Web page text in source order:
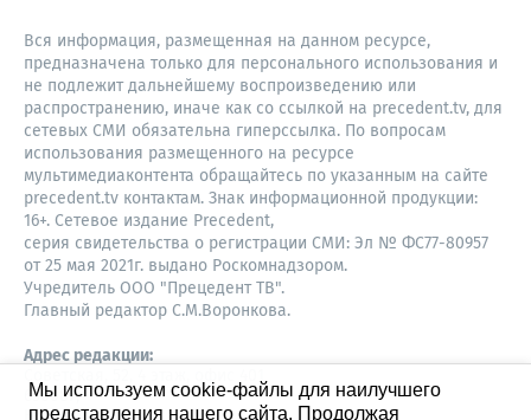
Вся информация, размещенная на данном ресурсе,
предназначена только для персонального использования и
не подлежит дальнейшему воспроизведению или
распространению, иначе как со ссылкой на precedent.tv, для
сетевых СМИ обязательна гиперссылка. По вопросам
использования размещенного на ресурсе
мультимедиаконтента обращайтесь по указанным на сайте
precedent.tv контактам. Знак информационной продукции:
16+. Сетевое издание Precedent,
серия свидетельства о регистрации СМИ: Эл № ФС77-80957
от 25 мая 2021г. выдано Роскомнадзором.
Учредитель ООО "Прецедент ТВ".
Главный редактор С.М.Воронкова.
Адрес редакции:
630087,
Новосибирск
Мы используем cookie-файлы для наилучшего
представления нашего сайта. Продолжая